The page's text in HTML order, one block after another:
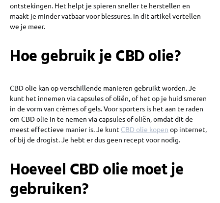
ontstekingen. Het helpt je spieren sneller te herstellen en
maakt je minder vatbaar voor blessures. In dit artikel vertellen
we je meer.
Hoe gebruik je CBD olie?
CBD olie kan op verschillende manieren gebruikt worden. Je
kunt het innemen via capsules of oliën, of het op je huid smeren
in de vorm van crèmes of gels. Voor sporters is het aan te raden
om CBD olie in te nemen via capsules of oliën, omdat dit de
meest effectieve manier is. Je kunt CBD olie kopen op internet,
of bij de drogist. Je hebt er dus geen recept voor nodig.
Hoeveel CBD olie moet je
gebruiken?